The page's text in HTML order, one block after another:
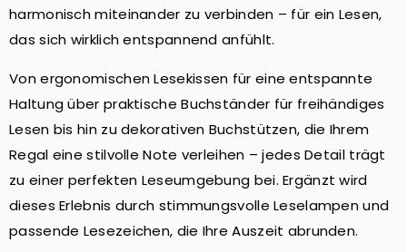
harmonisch miteinander zu verbinden – für ein Lesen,
das sich wirklich entspannend anfühlt.
Von ergonomischen Lesekissen für eine entspannte
Haltung über praktische Buchständer für freihändiges
Lesen bis hin zu dekorativen Buchstützen, die Ihrem
Regal eine stilvolle Note verleihen – jedes Detail trägt
zu einer perfekten Leseumgebung bei. Ergänzt wird
dieses Erlebnis durch stimmungsvolle Leselampen und
passende Lesezeichen, die Ihre Auszeit abrunden.